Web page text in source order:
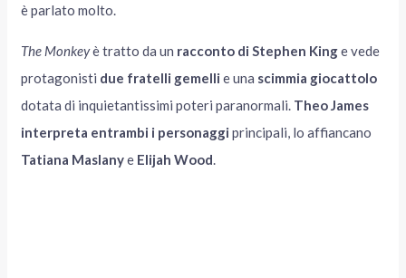
è parlato molto.
The Monkeyè tratto da un racconto di Stephen Kinge vede
protagonisti due fratelli gemelli e una scimmia giocattolo
dotata di inquietantissimi poteri paranormali. Theo James
interpreta entrambi i personaggi principali, lo affiancano
Tatiana Maslanye Elijah Wood.